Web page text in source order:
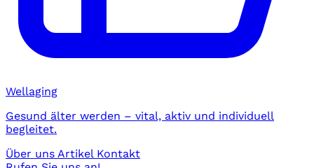
Wellaging
Gesund älter werden – vital, aktiv und individuell
begleitet.
Über uns Artikel Kontakt